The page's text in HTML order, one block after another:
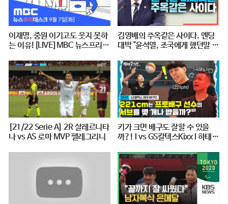
이재명, 중원 이기고도 웃지 못하
는 이유![LIVE]MBC 뉴스프리데
김영배의 주옥같은 사이다. 엔딩
대박 "윤석열, 조국에게 했던말 그
[21/22 Serie A] 2R 살레르니타
나 vs AS 로마 MVP 펠레그리니
키가 크면 배구도 잘할 수 있을
까?! l vs GS칼텍스Kixx l 하태주